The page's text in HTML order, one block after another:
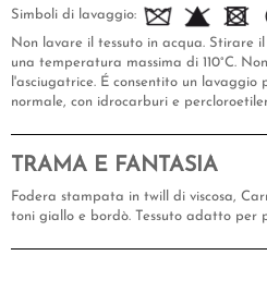
Simboli di lavaggio:
Non lavare il tessuto in acqua. Stirare
una temperatura massima di 110°C.
l'asciugatrice. É consentito un lavaggio
normale, con idrocarburi e
TRAMA E FANTASIA
Fodera stampata in twill di viscosa,
toni giallo e bordò. Tessuto adatto per